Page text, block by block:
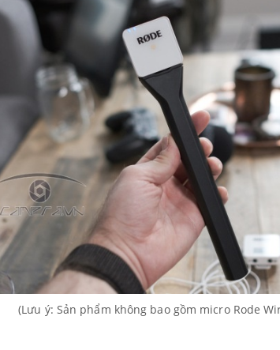
(Lưu ý: Sản phẩm không bao gồm micro Rode